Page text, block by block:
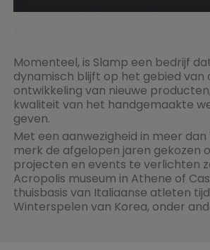
Momenteel, is Slamp een bedrijf
dynamisch blijft op het gebied van
ontwikkeling van nieuwe
kwaliteit van het handgemaakte
geven.
Met een aanwezigheid in meer dan
merk de afgelopen jaren gekozen
projecten en events te verlichten
Acropolis museum in Athene of
thuisbasis van Italiaanse atleten
Winterspelen van Korea, onder